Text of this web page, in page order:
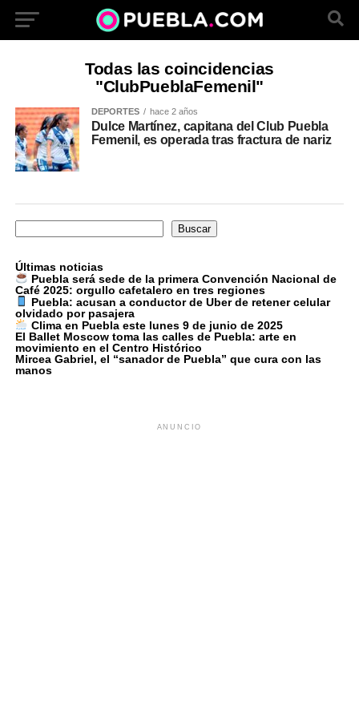
Todas las coincidencias
"ClubPueblaFemenil"
DEPORTES hace 2 años
Dulce Martínez, capitana del Club Puebla
Femenil, es operada tras fractura de nariz
Buscar Buscar
Últimas noticias
Puebla será sede de la primera Convención Nacional de
Café 2025: orgullo cafetalero en tres regiones
Puebla: acusan a conductor de Uber de retener celular
olvidado por pasajera
Clima en Puebla este lunes 9 de junio de 2025
El Ballet Moscow toma las calles de Puebla: arte en
movimiento en el Centro Histórico
Mircea Gabriel, el “sanador de Puebla” que cura con las
manos
ANUNCIO